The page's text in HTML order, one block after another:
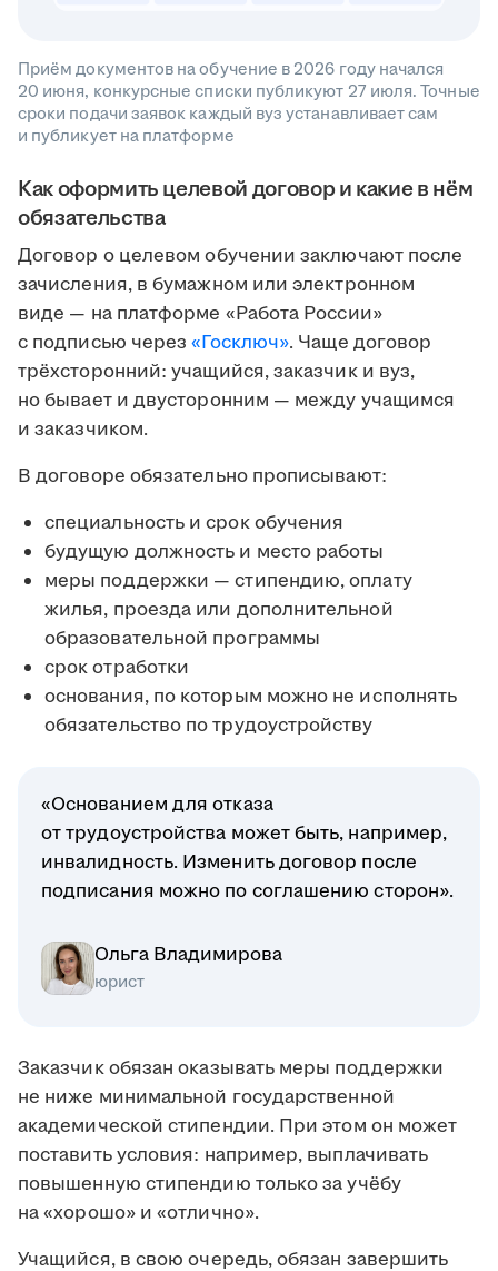
Приём документов на обучение в 2026 году начался
20 июня, конкурсные списки публикуют 27 июля. Точные
сроки подачи заявок каждый вуз устанавливает сам
и публикует на платформе
Как оформить целевой договор и какие в нём
обязательства
Договор о целевом обучении заключают после
зачисления, в бумажном или электронном
виде — на платформе «Работа России»
с подписью через«Госключ». Чаще договор
трёхсторонний: учащийся, заказчик и вуз,
но бывает и двусторонним — между учащимся
и заказчиком.
В договоре обязательно прописывают:
специальность и срок обучения
будущую должность и место работы
меры поддержки — стипендию, оплату
жилья, проезда или дополнительной
образовательной программы
срок отработки
основания, по которым можно не исполнять
обязательство по трудоустройству
«Основанием для отказа
от трудоустройства может быть, например,
инвалидность. Изменить договор после
подписания можно по соглашению сторон».
Ольга Владимирова
юрист
Заказчик обязан оказывать меры поддержки
не ниже минимальной государственной
академической стипендии. При этом он может
поставить условия: например, выплачивать
повышенную стипендию только за учёбу
на «хорошо» и «отлично».
Учащийся, в свою очередь, обязан завершить